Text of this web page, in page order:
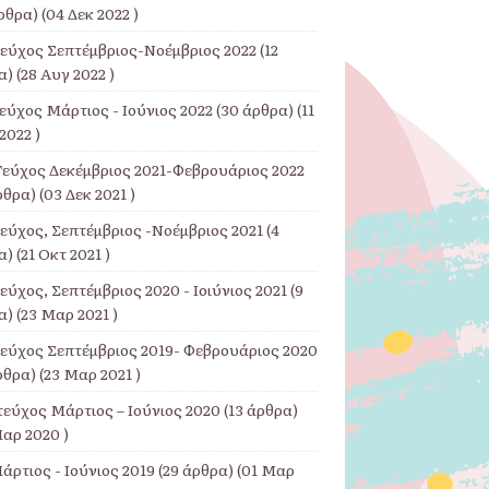
(04 Δεκ 2022 )
Σεπτέμβριος-Νοέμβριος 2022(12
(28 Αυγ 2022 )
Μάρτιος - Ιούνιος 2022(30 άρθρα) (11
)
Δεκέμβριος 2021-Φεβρουάριος 2022
(03 Δεκ 2021 )
Σεπτέμβριος -Νοέμβριος 2021 (4
(21 Οκτ 2021 )
Σεπτέμβριος 2020 - Ιοιύνιος 2021 (9
(23 Μαρ 2021 )
Σεπτέμβριος 2019- Φεβρουάριος 2020
(23 Μαρ 2021 )
Μάρτιος – Ιούνιος 2020 (13 άρθρα)
2020 )
- Ιούνιος 2019 (29 άρθρα) (01 Μαρ